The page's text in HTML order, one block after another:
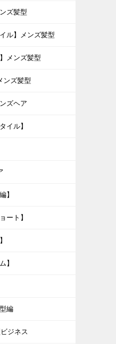
ズ髪型
ル】メンズ髪型
メンズ髪型
ンズ髪型
ズヘア
イル】
】
ート】
】
編
ジネス